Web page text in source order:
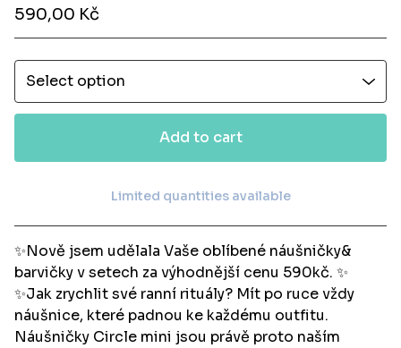
590,00 Kč
Add to cart
View cart
Limited quantities available
✨Nově jsem udělala Vaše oblíbené náušničky&
barvičky v setech za výhodnější cenu 590kč. ✨
✨Jak zrychlit své ranní rituály? Mít po ruce vždy
náušnice, které padnou ke každému outfitu.
Náušničky Circle mini jsou právě proto naším